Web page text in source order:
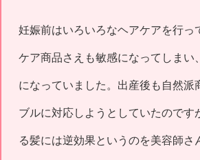
妊娠前はいろいろなヘアケアを行っ
ケア商品さえも敏感になってしまい
になっていました。出産後も自然派
ブルに対応しようとしていたので
る髪には逆効果というのを美容師